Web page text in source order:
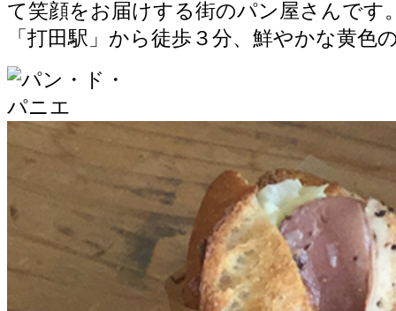
て笑顔をお届けする街のパン屋さんです
「打田駅」から徒歩３分、鮮やかな黄色